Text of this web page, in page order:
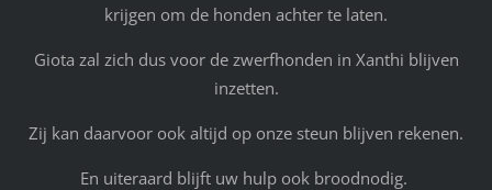
krijgen om de honden achter te laten.
Giota zal zich dus voor de zwerfhonden in Xanthi blijven
inzetten.
Zij kan daarvoor ook altijd op onze steun blijven rekenen.
En uiteraard blijft uw hulp ook broodnodig.